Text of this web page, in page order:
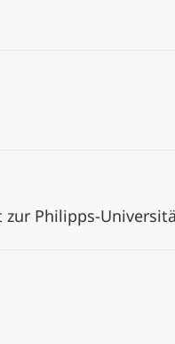
zur Philipps-